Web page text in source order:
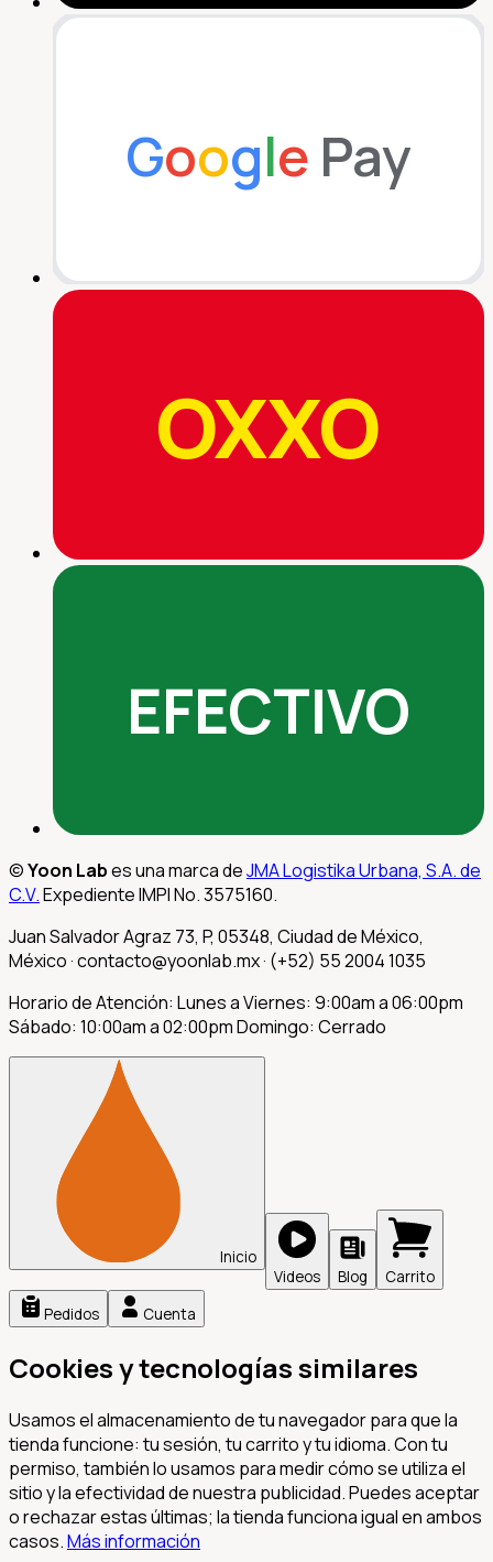
Google Pay
OXXO
EFECTIVO
©Yoon Labes una marca deJMA Logistika Urbana, S.A. de
C.V.Expediente IMPI No. 3575160.
Juan Salvador Agraz 73, P, 05348, Ciudad de México,
México· contacto@yoonlab.mx · (+52) 55 2004 1035
Horario de Atención: Lunes a Viernes: 9:00am a 06:00pm
Sábado: 10:00am a 02:00pm Domingo: Cerrado
Inicio
Videos
Blog
Carrito
Pedidos
Cuenta
Cookies y tecnologías similares
Usamos el almacenamiento de tu navegador para que la
tienda funcione: tu sesión, tu carrito y tu idioma. Con tu
permiso, también lo usamos para medir cómo se utiliza el
sitio y la efectividad de nuestra publicidad. Puedes aceptar
o rechazar estas últimas; la tienda funciona igual en ambos
casos.Más información